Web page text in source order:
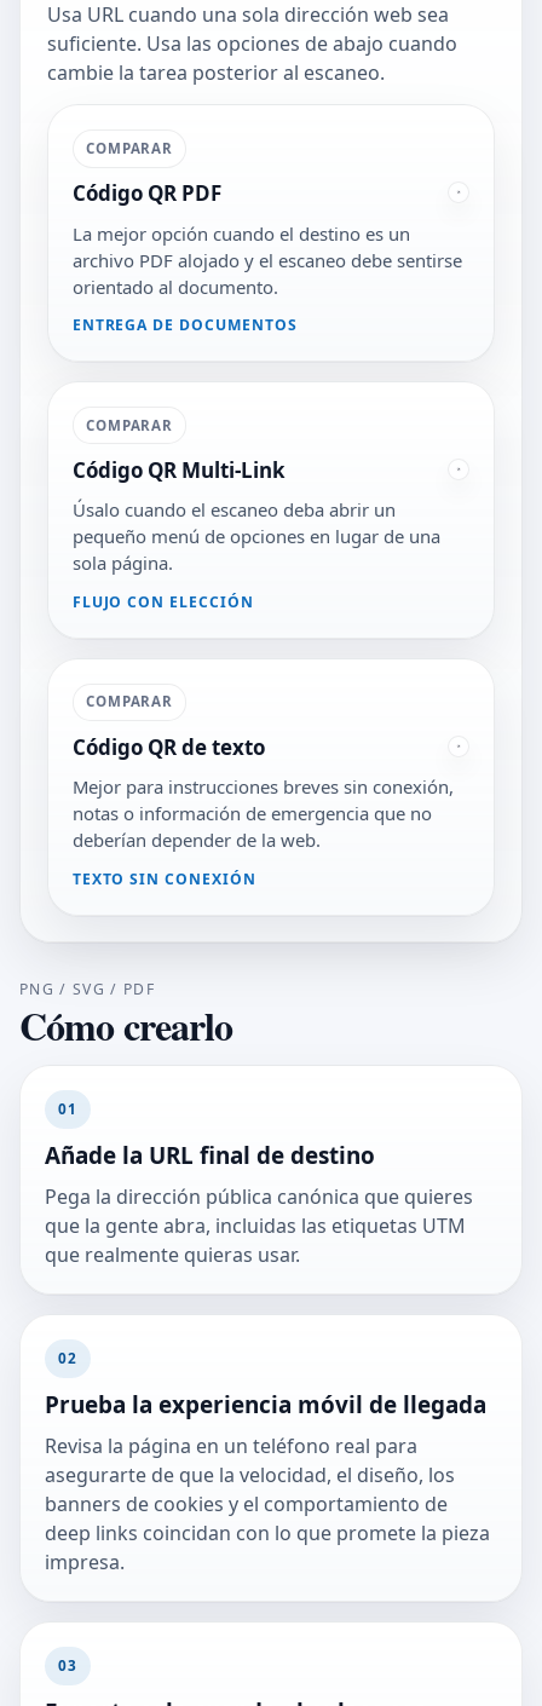
Usa URL cuando una sola dirección web sea
suficiente. Usa las opciones de abajo cuando
cambie la tarea posterior al escaneo.
COMPARAR
Código QR PDF
La mejor opción cuando el destino es un
archivo PDF alojado y el escaneo debe sentirse
orientado al documento.
ENTREGA DE DOCUMENTOS
COMPARAR
Código QR Multi-Link
Úsalo cuando el escaneo deba abrir un
pequeño menú de opciones en lugar de una
sola página.
FLUJO CON ELECCIÓN
COMPARAR
Código QR de texto
Mejor para instrucciones breves sin conexión,
notas o información de emergencia que no
deberían depender de la web.
TEXTO SIN CONEXIÓN
PNG / SVG / PDF
Cómo crearlo
01
Añade la URL final de destino
Pega la dirección pública canónica que quieres
que la gente abra, incluidas las etiquetas UTM
que realmente quieras usar.
02
Prueba la experiencia móvil de llegada
Revisa la página en un teléfono real para
asegurarte de que la velocidad, el diseño, los
banners de cookies y el comportamiento de
deep links coincidan con lo que promete la pieza
impresa.
03